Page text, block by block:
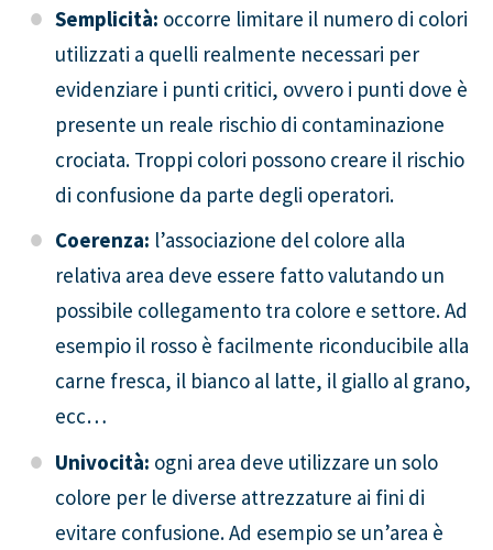
Semplicità: occorre limitare il numero di colori
utilizzati a quelli realmente necessari per
evidenziare i punti critici, ovvero i punti dove è
presente un reale rischio di contaminazione
crociata. Troppi colori possono creare il rischio
di confusione da parte degli operatori.
Coerenza: l’associazione del colore alla
relativa area deve essere fatto valutando un
possibile collegamento tra colore e settore. Ad
esempio il rosso è facilmente riconducibile alla
carne fresca, il bianco al latte, il giallo al grano,
ecc…
Univocità: ogni area deve utilizzare un solo
colore per le diverse attrezzature ai fini di
evitare confusione. Ad esempio se un’area è